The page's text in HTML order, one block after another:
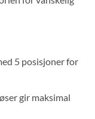
5 posisjoner for
gir maksimal